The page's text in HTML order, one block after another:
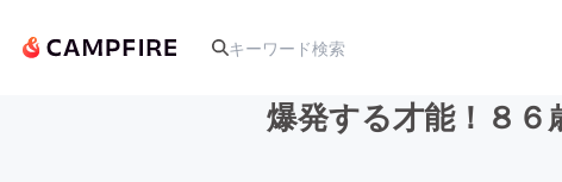
爆発する才能！８６